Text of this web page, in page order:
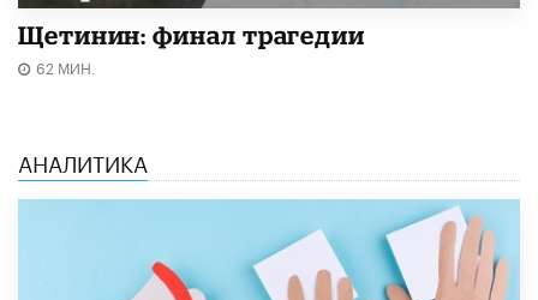
Щетинин: финал трагедии
62 МИН.
АНАЛИТИКА